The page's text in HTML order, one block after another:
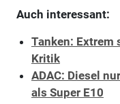
Auch interessant:
Tanken: Extrem
Kritik
ADAC: Diesel
als Super E10